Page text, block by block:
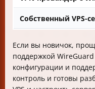
Собственный VPS-
Если вы новичок,
поддержкой
конфигурации и
контроль и готовы